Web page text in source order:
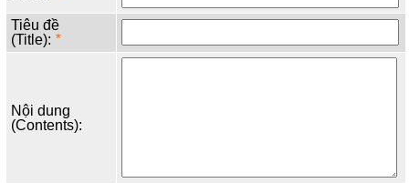
Tiêu đề
(Title): *
Nội dung
(Contents):